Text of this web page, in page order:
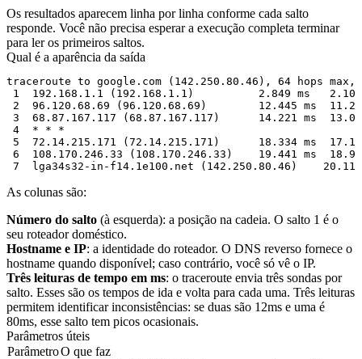
Os resultados aparecem linha por linha conforme cada salto
responde. Você não precisa esperar a execução completa terminar
para ler os primeiros saltos.
Qual é a aparência da saída
traceroute to google.com (142.250.80.46), 64 hops max,
1  192.168.1.1 (192.168.1.1)          2.849 ms   2.103
2  96.120.68.69 (96.120.68.69)        12.445 ms
3  68.87.167.117 (68.87.167.117)      14.221 ms
4  * * *
5  72.14.215.171 (72.14.215.171)      18.334 ms
6  108.170.246.33 (108.170.246.33)    19.441 ms
As colunas são:
Número do salto (à esquerda): a posição na cadeia. O salto 1 é o
seu roteador doméstico.
Hostname e IP: a identidade do roteador. O DNS reverso fornece o
hostname quando disponível; caso contrário, você só vê o IP.
Três leituras de tempo em ms: o traceroute envia três sondas por
salto. Esses são os tempos de ida e volta para cada uma. Três leituras
permitem identificar inconsistências: se duas são 12ms e uma é
80ms, esse salto tem picos ocasionais.
Parâmetros úteis
ParâmetroO que faz